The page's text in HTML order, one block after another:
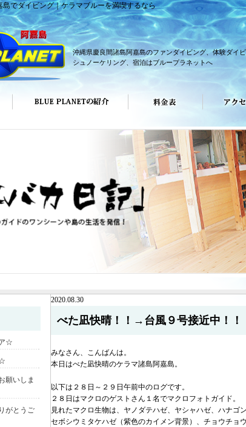
島でダイビング｜ケラマブルーを満喫するなら
沖縄県慶良間諸島阿嘉島のファンダイビング、体験ダイビ
シュノーケリング、宿泊はブループラネットへ
☆
願いしま
がとうご
2020.08.30
べた凪快晴！！→台風９号接近中！！
みなさん、こんばんは。
本日はべた凪快晴のケラマ諸島阿嘉島。
以下は２８日～２９日午前中のログです。
２８日はマクロのゲストさん１名でマクロフォトガイド。
見れたマクロ生物は、ヤノダテハゼ、ヤシャハゼ、ハナゴ
セボシウミタケハゼ（紫色のカイメン背景）、チョウチ